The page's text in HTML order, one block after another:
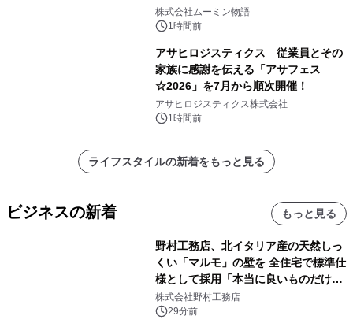
株式会社ムーミン物語
1時間前
アサヒロジスティクス 従業員とその
家族に感謝を伝える「アサフェス
☆2026」を7月から順次開催！
アサヒロジスティクス株式会社
1時間前
ライフスタイルの新着をもっと見る
ビジネスの新着 もっと見る
野村工務店、北イタリア産の天然しっ
くい「マルモ」の壁を 全住宅で標準仕
様として採用「本当に良いものだけに
こだわる」
株式会社野村工務店
29分前